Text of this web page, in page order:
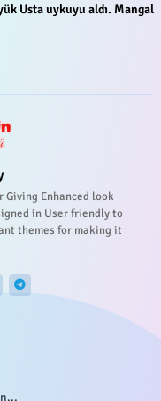
Usta uykuyu aldı. Mangal
Giving Enhanced look
in User friendly to
themes for making it